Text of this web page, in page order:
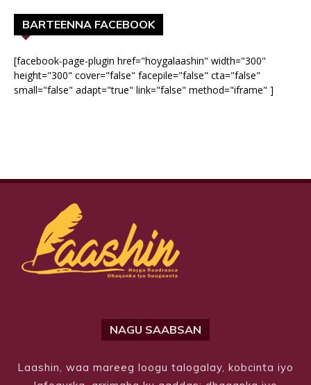
BARTEENNA FACEBOOK
[facebook-page-plugin href="hoygalaashin" width="300"
height="300" cover="false" facepile="false" cta="false"
small="false" adapt="true" link="false" method="iframe" ]
NAGU SAABSAN
Laashin, waa mareeg loogu talogalay, kobcinta iyo